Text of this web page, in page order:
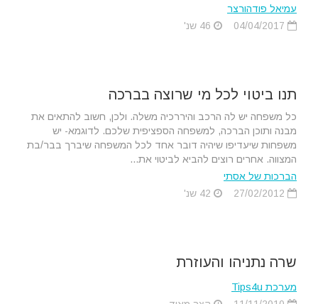
עמיאל פודהורצר
תנו ביטוי לכל מי שרוצה בברכה
כל משפחה יש לה הרכב והיררכיה משלה. ולכן, חשוב להתאים את
מבנה ותוכן הברכה, למשפחה הספציפית שלכם. לדוגמא- יש
משפחות שיעדיפו שיהיה דובר אחד לכל המשפחה שיברך בבר/בת
המצווה. אחרים רוצים להביא לביטוי את...
הברכות של אסתי
שרה נתניהו והעוזרת
מערכת Tips4u